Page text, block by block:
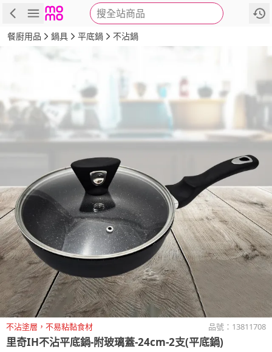
搜全站商品
商品 評價 詳情
餐廚用品 鍋具 平底鍋 不沾鍋
不沾塗層，不易粘黏食材 品號： 13811708
里奇IH不沾平底鍋-附玻璃蓋-24cm-2支(平底鍋)